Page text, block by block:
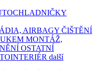
AIRBAGY ČIŠTĚNÍ
MONTÁŽ,
OSTATNÍ
další